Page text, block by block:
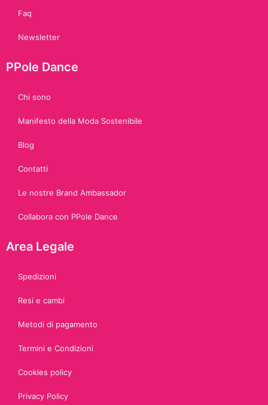
Faq
Newsletter
PPole Dance
Chi sono
Manifesto della Moda Sostenibile
Blog
Contatti
Le nostre Brand Ambassador
Collabora con PPole Dance
Area Legale
Spedizioni
Resi e cambi
Metodi di pagamento
Termini e Condizioni
Cookies policy
Privacy Policy